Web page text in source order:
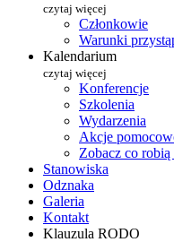
czytaj więcej
Członkowie
Warunki
Kalendarium
czytaj więcej
Konferencje
Szkolenia
Wydarzenia
Akcje
Zobacz co robią
Stanowiska
Odznaka
Galeria
Kontakt
Klauzula RODO